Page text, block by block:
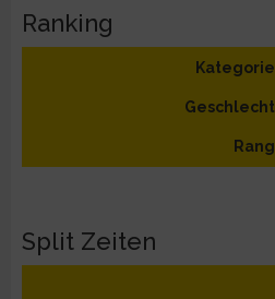
Ranking
Kategorie
Geschlecht
Rang
Split Zeiten